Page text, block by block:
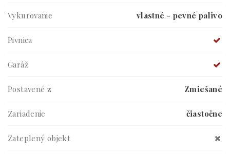
Vykurovanie vlastné - pevné palivo
Pivnica
Garáž
Postavené z Zmiešané
Zariadenie čiastočne
Zateplený objekt